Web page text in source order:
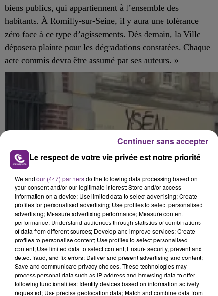
biens publics, qui appartiennent à l’ensemble des
habitants. À Romilly-sur-Seine, il y aura une tolérance
zéro face à ce type d’agissements. Dès demain, la Ville
déposera plainte pour les dégradations constatées. Chaque
acte commis devra être assumé par ses auteurs. »
Le respect de votre vie privée est notre priorité
We and our (447) partnersdo the following data processing based on
your consent and/or our legitimate interest: Store and/or access
information on a device; Use limited data to select advertising; Create
profiles for personalised advertising; Use profiles to select personalised
advertising; Measure advertising performance; Measure content
performance; Understand audiences through statistics or combinations
of data from different sources; Develop and improve services; Create
profiles to personalise content; Use profiles to select personalised
content; Use limited data to select content; Ensure security, prevent and
detect fraud, and fix errors; Deliver and present advertising and content;
Save and communicate privacy choices. These technologies may
process personal data such as IP address and browsing data to offer
following functionalities: Identify devices based on information actively
requested; Use precise geolocation data; Match and combine data from
Continuer sans accepter